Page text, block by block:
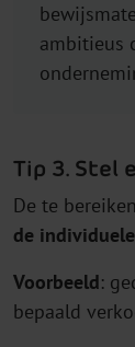
ambitieus
Tip 3. Stel
De te
de
Voorbeeld:
bepaald